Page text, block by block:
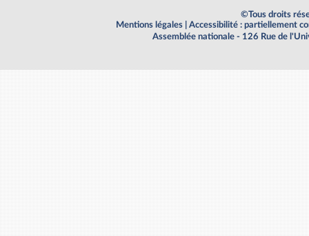
©Tous droits
Mentions légales
Accessibilité : partiellement
Assemblée nationale - 126 Rue de